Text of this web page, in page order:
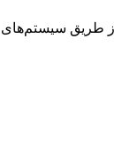
از طریق